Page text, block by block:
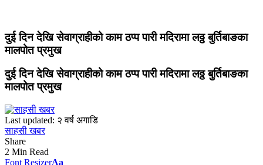
दुई दिन देखि सेवाग्राहीको काम ठप्प पारी मदिरामा लठ्ठ बुर्तिबाङका
मालपोत प्रमुख
दुई दिन देखि सेवाग्राहीको काम ठप्प पारी मदिरामा लठ्ठ बुर्तिबाङका
मालपोत प्रमुख
Last updated: २ वर्ष अगाडि
साहसी खबर
Share
2 Min Read
Font ResizerAa